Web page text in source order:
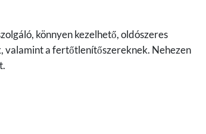
könnyen kezelhető, oldószeres
valamint a fertőtlenítőszereknek. Nehezen